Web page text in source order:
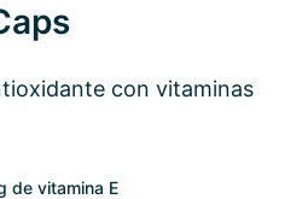
con vitaminas
de vitamina E